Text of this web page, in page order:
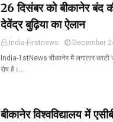
26 दिसंबर को बीकानेर बंद
देवेंद्र बुढ़िया का ऐलान
India-Firstnews
December
India-1stNews बीकानेर में लगातार काटी
रोष है।…
बीकानेर विश्वविद्यालय में